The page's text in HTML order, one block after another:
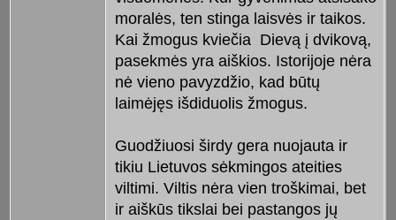
moralės, ten stinga laisvės ir taikos.
Kai žmogus kviečia Dievą į dvikovą,
pasekmės yra aiškios. Istorijoje nėra
nė vieno pavyzdžio, kad būtų
laimėjęs išdiduolis žmogus.
Guodžiuosi širdy gera nuojauta ir
tikiu Lietuvos sėkmingos ateities
viltimi. Viltis nėra vien troškimai, bet
ir aiškūs tikslai bei pastangos jų